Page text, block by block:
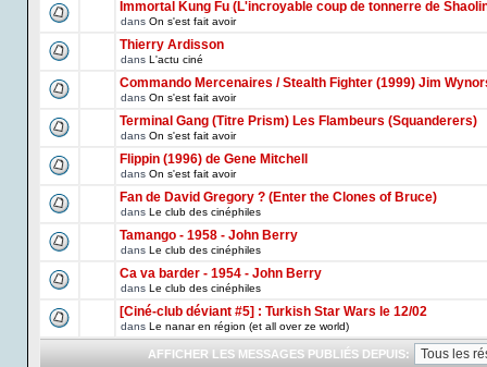
Immortal Kung Fu (L'incroyable coup de tonnerre de
dans On s'est fait avoir
Thierry Ardisson
dans L'actu ciné
Commando Mercenaires / Stealth Fighter (1999) Jim
dans On s'est fait avoir
Terminal Gang (Titre Prism) Les Flambeurs (Squanderers)
dans On s'est fait avoir
Flippin (1996) de Gene Mitchell
dans On s'est fait avoir
Fan de David Gregory ? (Enter the Clones of Bruce)
dans Le club des cinéphiles
Tamango - 1958 - John Berry
dans Le club des cinéphiles
Ca va barder - 1954 - John Berry
dans Le club des cinéphiles
[Ciné-club déviant #5] : Turkish Star Wars le 12/02
dans Le nanar en région (et all over ze world)
AFFICHER LES MESSAGES PUBLIÉS DEPUIS: